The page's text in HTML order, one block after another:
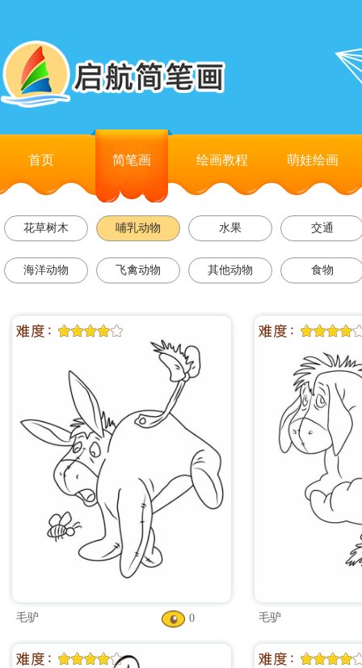
首页 简笔画 绘画教程 萌娃绘画
花草树木 哺乳动物 水果 交通
海洋动物 飞禽动物 其他动物 食物
毛驴 0 毛驴